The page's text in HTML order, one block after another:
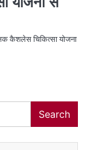
कैशलेस चिकित्सा योजना
Search